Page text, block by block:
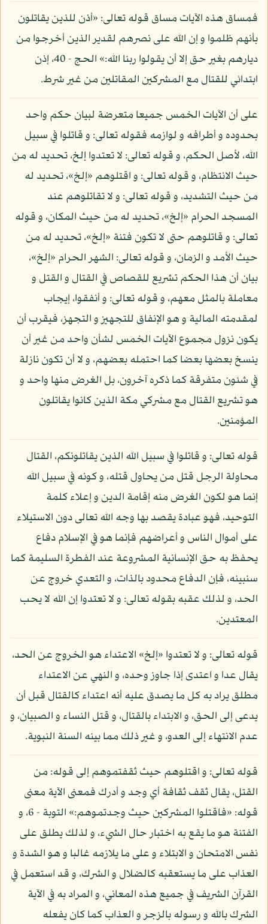
فمساق هذه الآيات مساق قوله تعالى: «أذن للذين يقاتلون
بأنهم ظلموا و إن الله على نصرهم لقدير الذين أخرجوا من
ديارهم بغير حق إلا أن يقولوا ربنا الله:» الحج - 40، إذن
ابتدائي للقتال مع المشركين المقاتلين من غير شرط.
على أن الآيات الخمس جميعا متعرضة لبيان حكم واحد
بحدوده و أطرافه و لوازمه فقوله تعالى: و قاتلوا في سبيل
الله، لأصل الحكم، و قوله تعالى: لا تعتدوا إلخ، تحديد له من
حيث الانتظام، و قوله تعالى: و اقتلوهم «إلخ»، تحديد له
من حيث التشديد، و قوله تعالى: و لا تقاتلوهم عند
المسجد الحرام «إلخ»، تحديد له من حيث المكان، و قوله
تعالى: و قاتلوهم حتى لا تكون فتنة «إلخ»، تحديد له من
حيث الأمد و الزمان، و قوله تعالى: الشهر الحرام «إلخ»،
بيان أن هذا الحكم تشريع للقصاص في القتال و القتل و
معاملة بالمثل معهم، و قوله تعالى: و أنفقوا، إيجاب
لمقدمته المالية و هو الإنفاق للتجهيز و التجهز، فيقرب أن
يكون نزول مجموع الآيات الخمس لشأن واحد من غير أن
ينسخ بعضها بعضا كما احتمله بعضهم، و لا أن تكون نازلة
في شئون متفرقة كما ذكره آخرون، بل الغرض منها واحد و
هو تشريع القتال مع مشركي مكة الذين كانوا يقاتلون
المؤمنين.
قوله تعالى: و قاتلوا في سبيل الله الذين يقاتلونكم، القتال
محاولة الرجل قتل من يحاول قتله، و كونه في سبيل الله
إنما هو لكون الغرض منه إقامة الدين و إعلاء كلمة
التوحيد، فهو عبادة يقصد بها وجه الله تعالى دون الاستيلاء
على أموال الناس و أعراضهم فإنما هو في الإسلام دفاع
يحفظ به حق الإنسانية المشروعة عند الفطرة السليمة كما
سنبينه، فإن الدفاع محدود بالذات، و التعدي خروج عن
الحد، و لذلك عقبه بقوله تعالى: و لا تعتدوا إن الله لا يحب
المعتدين.
قوله تعالى: و لا تعتدوا «إلخ» الاعتداء هو الخروج عن الحد،
يقال عدا و اعتدى إذا جاوز وحده، و النهي عن الاعتداء
مطلق يراد به كل ما يصدق عليه أنه اعتداء كالقتال قبل أن
يدعى إلى الحق، و الابتداء بالقتال، و قتل النساء و الصبيان، و
عدم الانتهاء إلى العدو، و غير ذلك مما بينه السنة النبوية.
قوله تعالى: و اقتلوهم حيث ثقفتموهم إلى قوله: من
القتل، يقال ثقف ثقافة أي وجد و أدرك فمعنى الآية معنى
قوله: «فاقتلوا المشركين حيث وجدتموهم:» التوبة - 6، و
الفتنة هو ما يقع به اختبار حال الشيء، و لذلك يطلق على
نفس الامتحان و الابتلاء و على ما يلازمه غالبا و هو الشدة و
العذاب على ما يستعقبه كالضلال و الشرك، و قد استعمل في
القرآن الشريف في جميع هذه المعاني، و المراد به في الآية
الشرك بالله و رسوله بالزجر و العذاب كما كان يفعله